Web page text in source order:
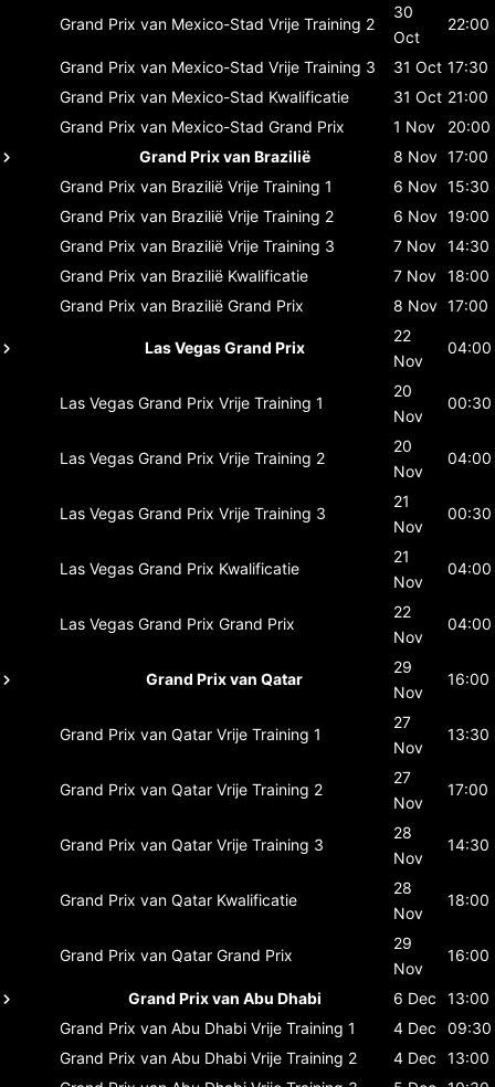
Grand Prix van Mexico-Stad Vrije Training 2
30
Oct
22:00
Grand Prix van Mexico-Stad Vrije Training 3 31 Oct 17:30
Grand Prix van Mexico-Stad Kwalificatie 31 Oct 21:00
Grand Prix van Mexico-Stad Grand Prix 1 Nov
20:00
Grand Prix van Brazilië
8 Nov 17:00
Grand Prix van Brazilië Vrije Training 1 6 Nov 15:30
Grand Prix van Brazilië Vrije Training 2 6 Nov 19:00
Grand Prix van Brazilië Vrije Training 3 7 Nov 14:30
Grand Prix van Brazilië Kwalificatie 7 Nov 18:00
Grand Prix van Brazilië Grand Prix 8 Nov 17:00
Las Vegas Grand Prix
22
Nov
04:00
Las Vegas Grand Prix Vrije Training 1
20
Nov
00:30
Las Vegas Grand Prix Vrije Training 2
20
Nov
04:00
Las Vegas Grand Prix Vrije Training 3
21
Nov
00:30
Las Vegas Grand Prix Kwalificatie
21
Nov
04:00
Las Vegas Grand Prix Grand Prix
22
Nov
04:00
Grand Prix van Qatar
29
Nov
16:00
Grand Prix van Qatar Vrije Training 1
27
Nov
13:30
Grand Prix van Qatar Vrije Training 2
27
Nov
17:00
Grand Prix van Qatar Vrije Training 3
28
Nov
14:30
Grand Prix van Qatar Kwalificatie
28
Nov
18:00
Grand Prix van Qatar Grand Prix
29
Nov
16:00
Grand Prix van Abu Dhabi 6 Dec
13:00
Grand Prix van Abu Dhabi Vrije Training 1 4 Dec
09:30
Grand Prix van Abu Dhabi Vrije Training 2 4 Dec
13:00